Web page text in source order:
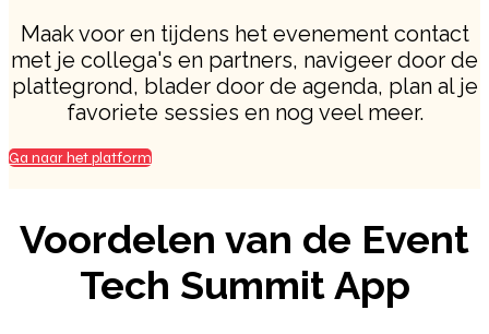
Maak voor en tijdens het evenement contact
met je collega's en partners, navigeer door de
plattegrond, blader door de agenda, plan al je
favoriete sessies en nog veel meer.
Ga naar het platform
Voordelen van de Event
Tech Summit App